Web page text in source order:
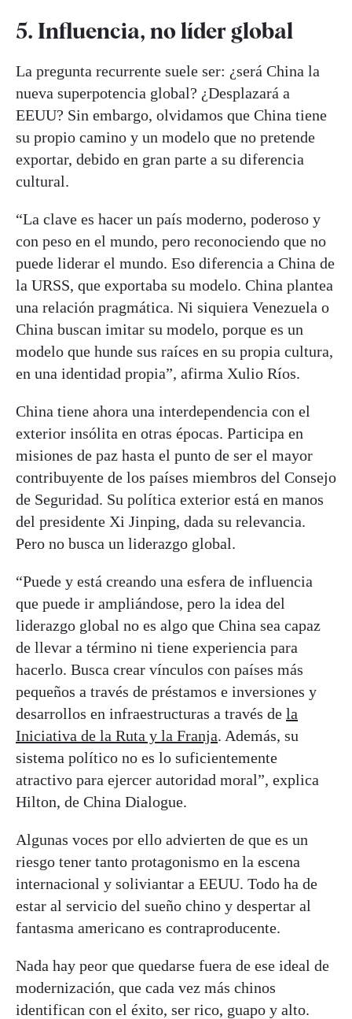
5. Influencia, no líder global
La pregunta recurrente suele ser: ¿será China la
nueva superpotencia global? ¿Desplazará a
EEUU? Sin embargo, olvidamos que China tiene
su propio camino y un modelo que no pretende
exportar, debido en gran parte a su diferencia
cultural.
“La clave es hacer un país moderno, poderoso y
con peso en el mundo, pero reconociendo que no
puede liderar el mundo. Eso diferencia a China de
la URSS, que exportaba su modelo. China plantea
una relación pragmática. Ni siquiera Venezuela o
China buscan imitar su modelo, porque es un
modelo que hunde sus raíces en su propia cultura,
en una identidad propia”, afirma Xulio Ríos.
China tiene ahora una interdependencia con el
exterior insólita en otras épocas. Participa en
misiones de paz hasta el punto de ser el mayor
contribuyente de los países miembros del Consejo
de Seguridad. Su política exterior está en manos
del presidente Xi Jinping, dada su relevancia.
Pero no busca un liderazgo global.
“Puede y está creando una esfera de influencia
que puede ir ampliándose, pero la idea del
liderazgo global no es algo que China sea capaz
de llevar a término ni tiene experiencia para
hacerlo. Busca crear vínculos con países más
pequeños a través de préstamos e inversiones y
desarrollos en infraestructuras a través de la
Iniciativa de la Ruta y la Franja. Además, su
sistema político no es lo suficientemente
atractivo para ejercer autoridad moral”, explica
Hilton, de China Dialogue.
Algunas voces por ello advierten de que es un
riesgo tener tanto protagonismo en la escena
internacional y soliviantar a EEUU. Todo ha de
estar al servicio del sueño chino y despertar al
fantasma americano es contraproducente.
Nada hay peor que quedarse fuera de ese ideal de
modernización, que cada vez más chinos
identifican con el éxito, ser rico, guapo y alto.